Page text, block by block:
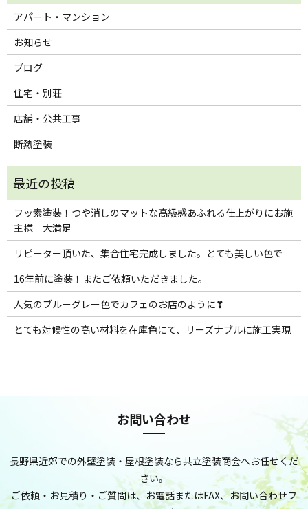
アパート・マンション
お知らせ
ブログ
住宅・別荘
店舗・公共工事
断熱塗装
フッ素塗装！つや消しのマットな高級感あふれる仕上がりにお施
主様 大満足
リピーター頂いた、集合住宅完成しました。とても美しい色で
16年前に塗装！またご依頼いただきました。
人気のブルーグレー色でカフェのお店のように❣
とても対候性の高い材料を在庫色にて、リーズナブルに施工実現
お問い合わせ
長野県近郊での外壁塗装・屋根塗装なら共立塗装商会へお任せくだ
さい。
ご依頼・お見積り・ご質問は、お電話またはFAX、お問い合わせフ